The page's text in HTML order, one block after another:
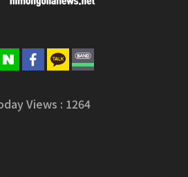
Views : 1264